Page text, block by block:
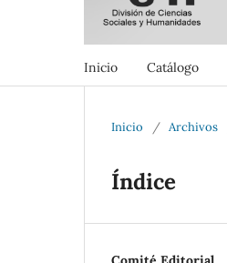
Inicio Catálogo
Inicio / Archivos
Índice